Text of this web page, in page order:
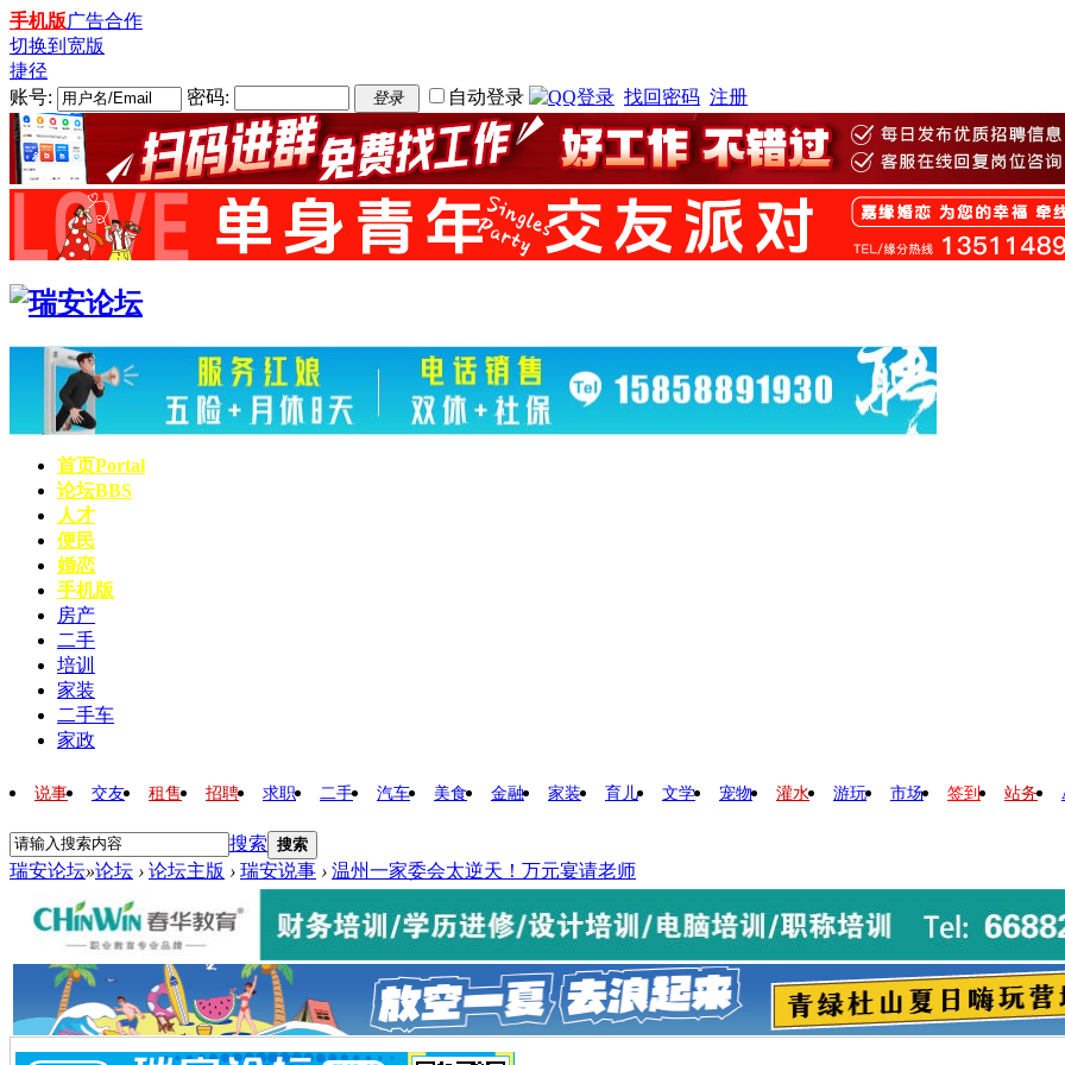
手机版广告合作
切换到宽版
捷径
账号:
密码: 登录 自动登录 找回密码 注册
首页Portal
论坛BBS
人才
便民
婚恋
手机版
房产
二手
培训
家装
二手车
家政
说事 交友 租售 招聘 求职 二手 汽车 美食 金融 家装 育儿 文学 宠物 灌水 游玩 市场 签到 站务
搜索 搜索
瑞安论坛»论坛 › 论坛主版 › 瑞安说事 › 温州一家委会太逆天！万元宴请老师